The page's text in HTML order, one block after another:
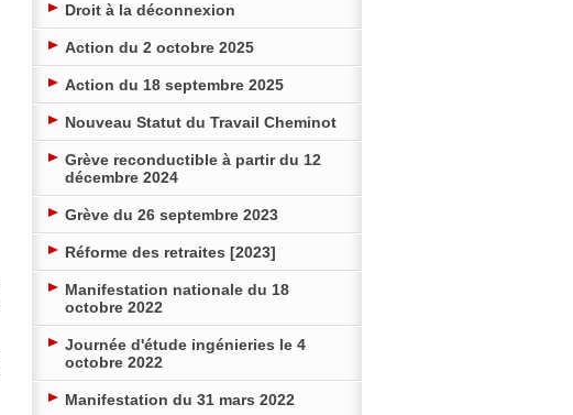
Droit à la déconnexion
Action du 2 octobre 2025
Action du 18 septembre 2025
Nouveau Statut du Travail Cheminot
Grève reconductible à partir du 12
décembre 2024
Grève du 26 septembre 2023
Réforme des retraites [2023]
Manifestation nationale du 18
octobre 2022
Journée d'étude ingénieries le 4
octobre 2022
Manifestation du 31 mars 2022